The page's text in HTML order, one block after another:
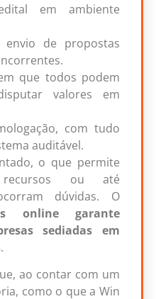
em ambiente
envio de propostas
que todos podem
valores em
com tudo
auditável.
o que permite
recursos ou até
dúvidas. O
online garante
sediadas em
.
ao contar com um
como o que a Win